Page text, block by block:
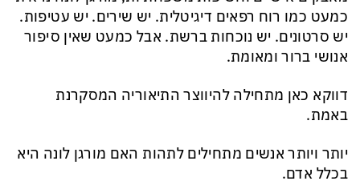
כמעט כמו רוח רפאים דיגיטלית. יש שירים. יש עטיפות.
יש סרטונים. יש נוכחות ברשת. אבל כמעט שאין סיפור
אנושי ברור ומאומת.
דווקא כאן מתחילה להיווצר התיאוריה המסקרנת
באמת.
יותר ויותר אנשים מתחילים לתהות האם מורגן לונה היא
בכלל אדם.